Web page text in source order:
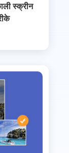
स्क्रीन